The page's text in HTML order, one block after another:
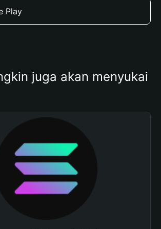
Play
juga akan menyukai